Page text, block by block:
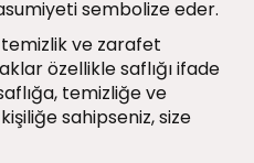
sembolize eder.
temizlik ve zarafet
özellikle saflığı ifade
temizliğe ve
sahipseniz, size